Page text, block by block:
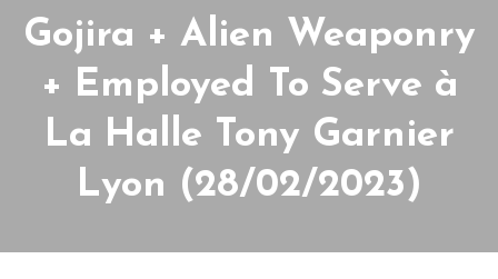
Gojira + Alien Weaponry
+ Employed To Serve à
La Halle Tony Garnier
Lyon (28/02/2023)